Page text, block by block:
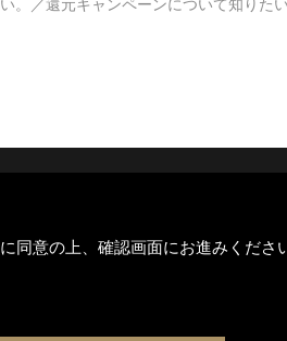
に同意の上、確認画面にお進みくださ